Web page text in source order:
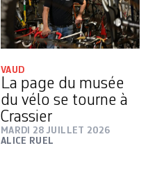
VAUD
La page du musée
du vélo se tourne à
Crassier
MARDI 28 JUILLET 2026
ALICE RUEL